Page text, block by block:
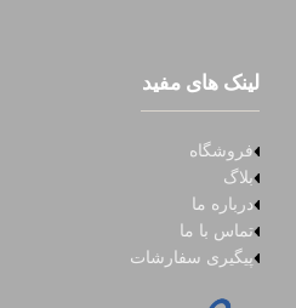
لینک های مفید
فروشگاه
بلاگ
درباره ما
تماس با ما
پیگیری سفارشات